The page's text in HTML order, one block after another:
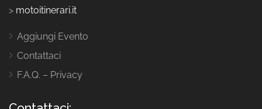
> motoitinerari.it
Aggiungi Evento
Contattaci
F.A.Q. – Privacy